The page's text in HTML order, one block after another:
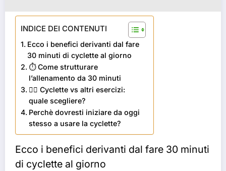
INDICE DEI CONTENUTI
Ecco i benefici derivanti dal fare
30 minuti di cyclette al giorno
⏱️ Come strutturare
l’allenamento da 30 minuti
🚴‍♂️ Cyclette vs altri esercizi:
quale scegliere?
Perchè dovresti iniziare da oggi
stesso a usare la cyclette?
Ecco i benefici derivanti dal fare 30 minuti
di cyclette al giorno